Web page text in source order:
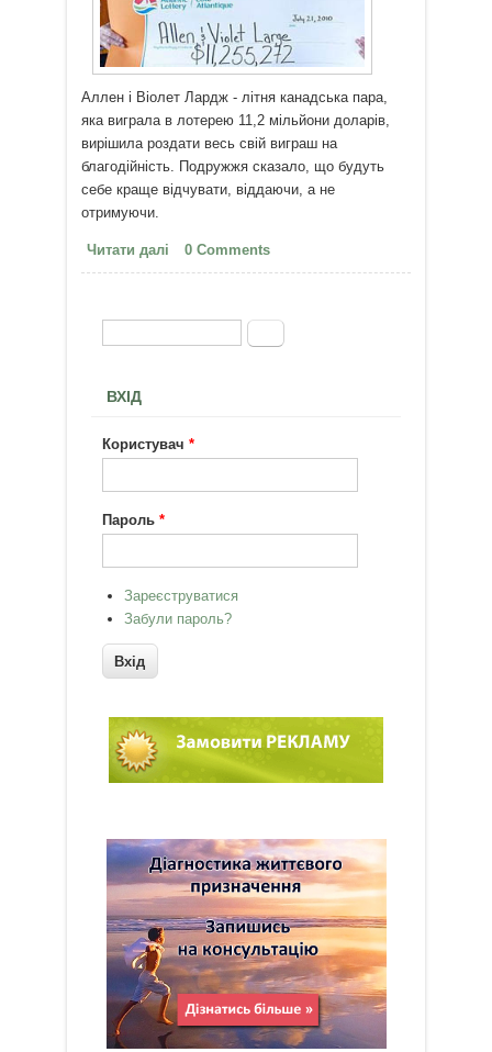
Аллен і Віолет Лардж - літня канадська пара,
яка виграла в лотерею 11,2 мільйони доларів,
вирішила роздати весь свій виграш на
благодійність. Подружжя сказало, що будуть
себе краще відчувати, віддаючи, а не
отримуючи.
Читати далі про Гроші - ніщо, в порівнянні з
тим, що ми є один в одного
0 Comments
Пошукова форма
Пошук
ВХІД
Користувач*
Пароль*
Зареєструватися
Забули пароль?